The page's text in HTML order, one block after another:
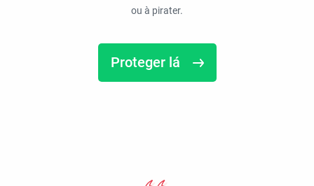
ou à pirater.
Proteger lá